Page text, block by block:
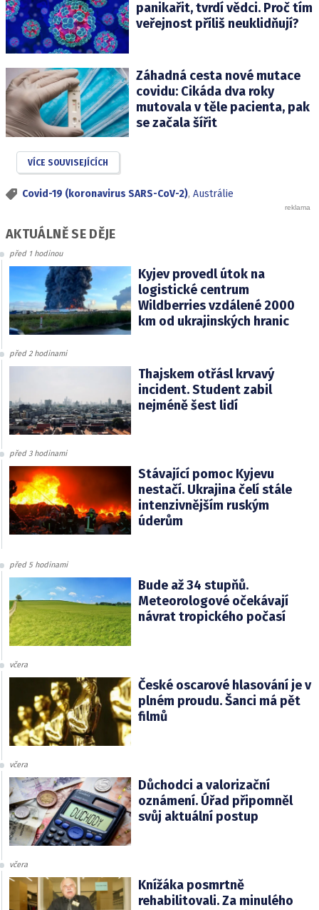
panikařit, tvrdí vědci. Proč tím
veřejnost příliš neuklidňují?
Záhadná cesta nové mutace
covidu: Cikáda dva roky
mutovala v těle pacienta, pak
se začala šířit
VÍCE SOUVISEJÍCÍCH
Covid-19 (koronavirus SARS-CoV-2), Austrálie
AKTUÁLNĚ SE DĚJE
před 1 hodinou
Kyjev provedl útok na
logistické centrum
Wildberries vzdálené 2000
km od ukrajinských hranic
před 2 hodinami
Thajskem otřásl krvavý
incident. Student zabil
nejméně šest lidí
před 3 hodinami
Stávající pomoc Kyjevu
nestačí. Ukrajina čelí stále
intenzivnějším ruským
úderům
před 5 hodinami
Bude až 34 stupňů.
Meteorologové očekávají
návrat tropického počasí
včera
České oscarové hlasování je v
plném proudu. Šanci má pět
filmů
včera
Důchodci a valorizační
oznámení. Úřad připomněl
svůj aktuální postup
včera
Knížáka posmrtně
rehabilitovali. Za minulého